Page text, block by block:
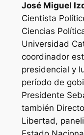
José Miguel
Cientista
Ciencias
Universidad
coordinador
presidencial y
período de
Presidente
también
Libertad,